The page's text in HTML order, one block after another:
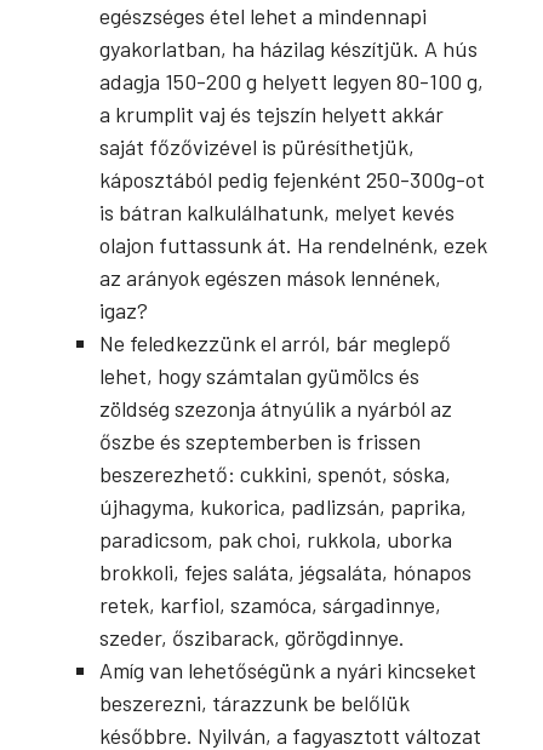
egészséges étel lehet a mindennapi
gyakorlatban, ha házilag készítjük. A hús
adagja 150-200 g helyett legyen 80-100 g,
a krumplit vaj és tejszín helyett akkár
saját főzővizével is pürésíthetjük,
káposztából pedig fejenként 250-300g-ot
is bátran kalkulálhatunk, melyet kevés
olajon futtassunk át. Ha rendelnénk, ezek
az arányok egészen mások lennének,
igaz?
Ne feledkezzünk el arról, bár meglepő
lehet, hogy számtalan gyümölcs és
zöldség szezonja átnyúlik a nyárból az
őszbe és szeptemberben is frissen
beszerezhető: cukkini, spenót, sóska,
újhagyma, kukorica, padlizsán, paprika,
paradicsom, pak choi, rukkola, uborka
brokkoli, fejes saláta, jégsaláta, hónapos
retek, karfiol, szamóca, sárgadinnye,
szeder, őszibarack, görögdinnye.
Amíg van lehetőségünk a nyári kincseket
beszerezni, tárazzunk be belőlük
későbbre. Nyilván, a fagyasztott változat